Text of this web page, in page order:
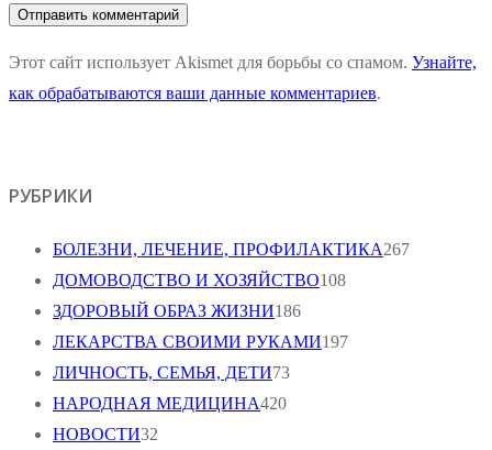
Этот сайт использует Akismet для борьбы со спамом. Узнайте,
как обрабатываются ваши данные комментариев.
РУБРИКИ
БОЛЕЗНИ, ЛЕЧЕНИЕ, ПРОФИЛАКТИКА267
ДОМОВОДСТВО И ХОЗЯЙСТВО108
ЗДОРОВЫЙ ОБРАЗ ЖИЗНИ186
ЛЕКАРСТВА СВОИМИ РУКАМИ197
ЛИЧНОСТЬ, СЕМЬЯ, ДЕТИ73
НАРОДНАЯ МЕДИЦИНА420
НОВОСТИ32